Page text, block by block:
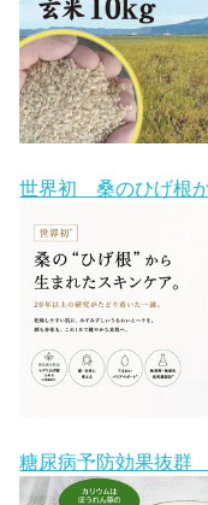
世界初 桑のひげ根
糖尿病予防効果抜群